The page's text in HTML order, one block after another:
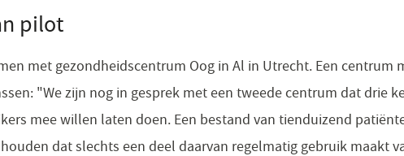
pilot
met gezondheidscentrum Oog in Al in Utrecht. Een centrum
"We zijn nog in gesprek met een tweede centrum dat drie
mee willen laten doen. Een bestand van tienduizend
dat slechts een deel daarvan regelmatig gebruik maakt